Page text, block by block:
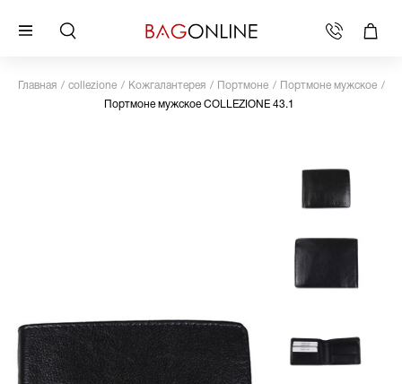
Главная collezione Кожгалантерея Портмоне
Портмоне мужское
Портмоне мужское COLLEZIONE 43.1